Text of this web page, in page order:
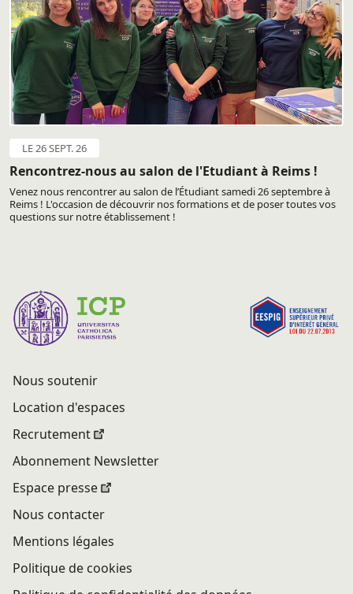
LE 26 SEPT. 26
Rencontrez-nous au salon de l'Etudiant à Reims !
Venez nous rencontrer au salon de l’Étudiant samedi 26 septembre à
Reims ! L'occasion de découvrir nos formations et de poser toutes vos
questions sur notre établissement !
Nous soutenir
Location d'espaces
Recrutement
Abonnement Newsletter
Espace presse
Nous contacter
Mentions légales
Politique de cookies